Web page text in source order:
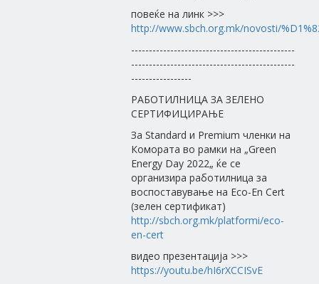
повеќе на линк >>>
http://www.sbch.org.mk/novosti/
----------------------------------------------
----------------------------------------------
-----------------
РАБОТИЛНИЦА ЗА ЗЕЛЕНО
СЕРТИФИЦИРАЊЕ
За Standard и Premium членки на
Комората во рамки на „Green
Energy Day 2022„ ќе се
организира работилница за
воспоставување на Eco-En Cert
(зелен сертификат)
http://sbch.org.mk/platformi/eco-
en-cert
видео презентација >>>
https://youtu.be/hI6rXCCISvE